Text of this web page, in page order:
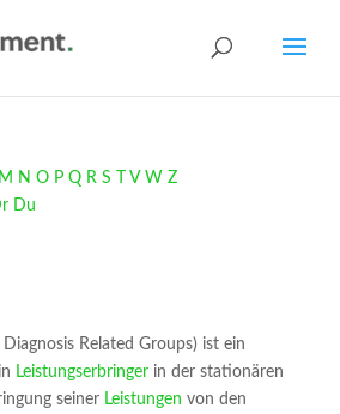
M N O P Q R S V W Z
Du
Diagnosis Related Groups) ist ein
Leistungserbringer in der stationären
seiner Leistungenvon den